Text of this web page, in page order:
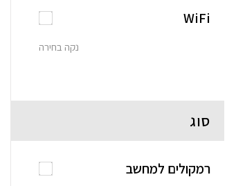
WiFi
נקה בחירה
סוג
רמקולים למחשב